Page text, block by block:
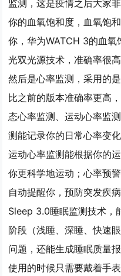
监测，这是疫情之后大家
你的血氧饱和度，血氧饱
你，华为WATCH 3的血
光双光源技术，准确率很
然后是心率监测，采用的
比之前的版本准确率更高
态心率监测、运动心率监
测能记录你的日常心率变
运动心率监测能根据你的
你更科学地运动；心率预
自动提醒你，预防突发疾
Sleep 3.0睡眠监测技术，
阶段（浅睡、深睡、快速
问题，还能生成睡眠质量
使用的时候只需要戴着手